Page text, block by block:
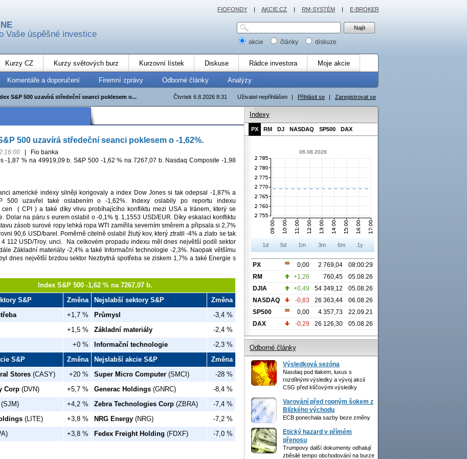
Vaše úspěšné investice
akcie články diskuze
Kurzy CZ Kurzy světových burz Kurzovní lístek Diskuse Rádce investora Moje akcie
Komentáře a doporučení Firemní zprávy Odborné články Analýzy
Uživatel nepřihlášen | Přihlásit se | Zaregistrovat se
Čtvrtek 6.8.2026 8:31
S&P 500 uzavírá středeční seanci poklesem o...
500 uzavírá středeční seanci poklesem o -1,62%.
Fio banka
-1,87 % na 49919,09 b. S&P 500 -1,62 % na 7267,07 b. Nasdaq Composite -1,98
americké indexy silněji korigovaly a index Dow Jones si tak odepsal -1,87% a
500 uzavřel také oslabením o -1,62%. Indexy oslabily po reportu indexu
cen ( CPI ) a také díky vlivu probíhajícího konfliktu mezi USA a Iránem, který se
Dolar na páru s eurem oslabil o -0,1% tj. 1,1553 USD/EUR. Díky eskalaci konfliktu
zásob surové ropy lehká ropa WTI zamířila severním směrem a připsala si 2,7%
90,6 USD/barel. Poměrně citelně oslabil žlutý kov, který ztratil -4% a zlato se tak
112 USD/Troy. unci. Na celkovém propadu indexu měl dnes největší podíl sektor
Základní materiály -2,4% a také Informační technologie -2,3%. Naopak většímu
dnes největší brzdou sektor Nezbytná spotřeba se ziskem 1,7% a také Energie s
Index S&P 500 -1,62 % na 7267,07 b.
S&P
Změna Nejslabší sektory S&P
Změna
+1,7 % Průmysl
-3,4 %
+1,5 % Základní materiály
-2,4 %
+0 % Informační technologie
-2,3 %
S&P
Změna Nejslabší akcie S&P
Změna
Stores (CASY) +20 % Super Micro Computer (SMCI)
-28 %
Corp (DVN) +5,7 % Generac Holdings (GNRC)
-8,4 %
(SJM) +4,2 % Zebra Technologies Corp (ZBRA)
-7,4 %
(LITE) +3,8 % NRG Energy (NRG)
-7,2 %
+3,8 % Fedex Freight Holding (FDXF) -7,0 %
Indexy
PX RM DJ NASDAQ SP500 DAX
06.08.2026
1d 5d 1m 3m 6m 1y
PX 0,00 2 769,04
08:00:29
RM
+1,26 760,45
05.08.26
DJIA
+0,49 54 349,12
05.08.26
NASDAQ
-0,83 26 363,44
06.08.26
SP500
0,00 4 357,73
22.09.21
DAX
-0,29 26 126,30 05.08.26
Odborné články
Výsledková sezóna
Nasdaq pod tlakem, luxus s
rozdílnými výsledky a vývoj akcií
CSG před klíčovými výsledky
Varování před ropným šokem z
Blízkého východu
ECB ponechala sazby beze změny
Etický hazard v přímém
přenosu
Trumpovy další dokumenty odhalují
zběsilé tempo obchodování na burze
FIOFONDY | AKCIE.CZ | RM-SYSTÉM | E-BROKER